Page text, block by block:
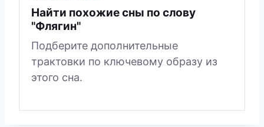
Найти похожие сны по слову
"Флягин"
Подберите дополнительные
трактовки по ключевому образу из
этого сна.